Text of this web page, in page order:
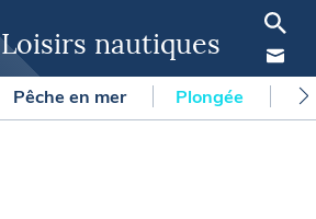
Loisirs nautiques
Pêche en mer Plongée